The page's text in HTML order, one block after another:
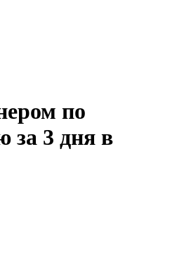
по
за 3 дня в